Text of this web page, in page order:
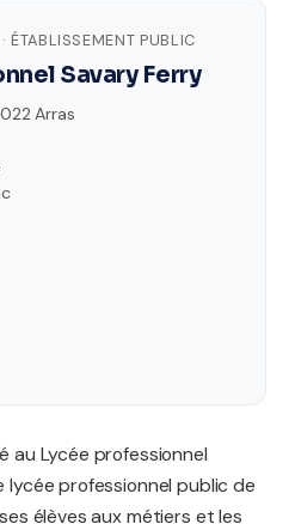
ÉTABLISSEMENT PUBLIC
Savary Ferry
Arras
au Lycée professionnel
lycée professionnel public de
élèves aux métiers et les